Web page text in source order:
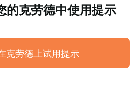
的克劳德中使用提示
克劳德上试用提示